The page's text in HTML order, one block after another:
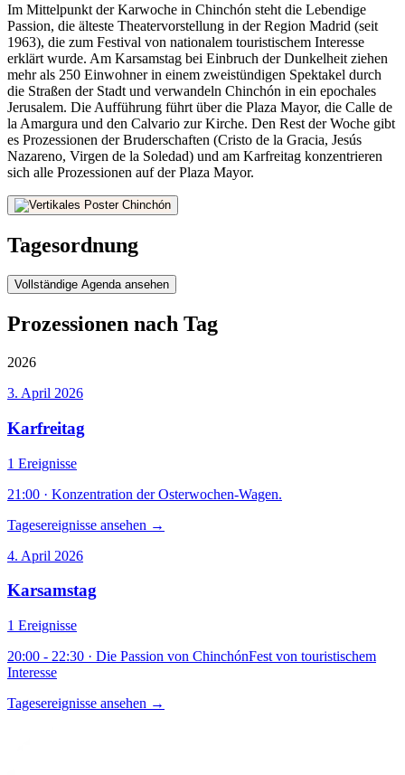
Im Mittelpunkt der Karwoche in Chinchón steht die Lebendige
Passion, die älteste Theatervorstellung in der Region Madrid (seit
1963), die zum Festival von nationalem touristischem Interesse
erklärt wurde. Am Karsamstag bei Einbruch der Dunkelheit ziehen
mehr als 250 Einwohner in einem zweistündigen Spektakel durch
die Straßen der Stadt und verwandeln Chinchón in ein epochales
Jerusalem. Die Aufführung führt über die Plaza Mayor, die Calle de
la Amargura und den Calvario zur Kirche. Den Rest der Woche gibt
es Prozessionen der Bruderschaften (Cristo de la Gracia, Jesús
Nazareno, Virgen de la Soledad) und am Karfreitag konzentrieren
sich alle Prozessionen auf der Plaza Mayor.
Tagesordnung
Vollständige Agenda ansehen
Prozessionen nach Tag
2026
3. April 2026
Karfreitag
1 Ereignisse
21:00 · Konzentration der Osterwochen-Wagen.
Tagesereignisse ansehen →
4. April 2026
Karsamstag
1 Ereignisse
20:00 - 22:30 · Die Passion von ChinchónFest von touristischem
Interesse
Tagesereignisse ansehen →